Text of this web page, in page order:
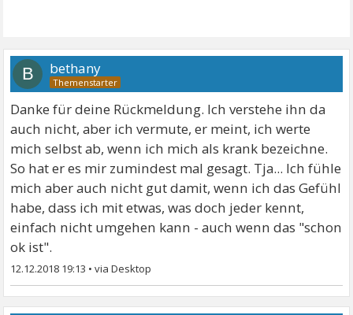
B bethany
Danke für deine Rückmeldung. Ich verstehe ihn da
auch nicht, aber ich vermute, er meint, ich werte
mich selbst ab, wenn ich mich als krank bezeichne.
So hat er es mir zumindest mal gesagt. Tja... Ich fühle
mich aber auch nicht gut damit, wenn ich das Gefühl
habe, dass ich mit etwas, was doch jeder kennt,
einfach nicht umgehen kann - auch wenn das "schon
ok ist".
12.12.2018 19:13 •